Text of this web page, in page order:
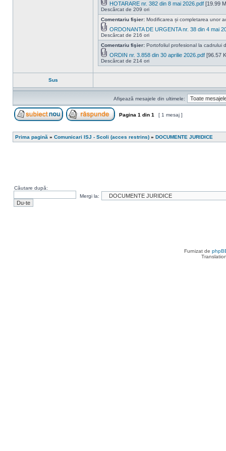
HOTARARE nr. 382 din 8 mai 2026.pdf [19.99
Descărcat de 209 ori
Comentariu fişier: Modificarea și completarea unor
ORDONANTA DE URGENTA nr. 38 din 4 mai
Descărcat de 216 ori
Comentariu fişier: Portofoliul profesional la cadrului
ORDIN nr. 3.858 din 30 aprilie 2026.pdf [96.57
Descărcat de 214 ori
Sus
Afişează mesajele din ultimele:
Pagina 1 din 1 [ 1 mesaj ]
Prima pagină » Comunicari ISJ - Scoli (acces restrins) » DOCUMENTE JURIDICE
Căutare după:
Mergi la:
Furnizat de